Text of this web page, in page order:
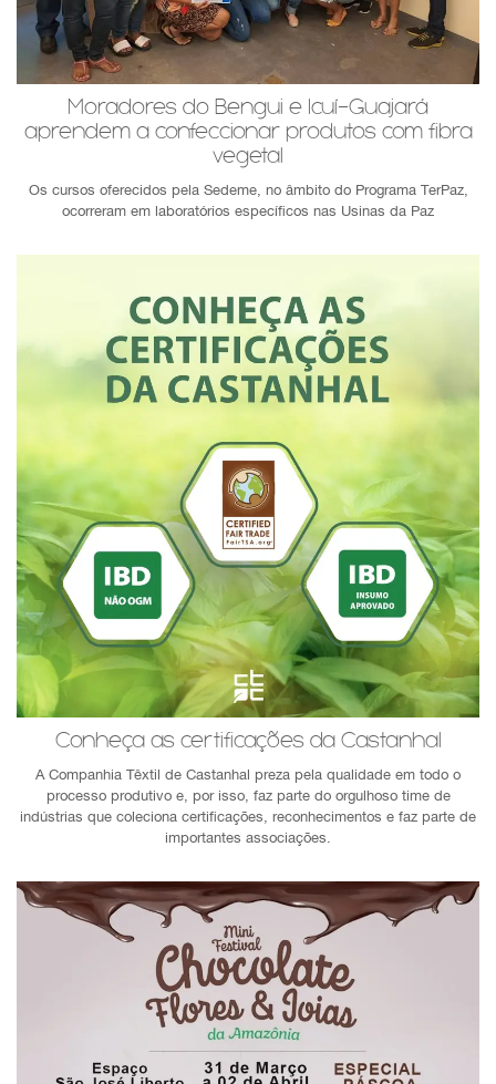
Moradores do Bengui e Icuí-Guajará
aprendem a confeccionar produtos com fibra
vegetal
Os cursos oferecidos pela Sedeme, no âmbito do Programa TerPaz,
ocorreram em laboratórios específicos nas Usinas da Paz
Conheça as certificações da Castanhal
A Companhia Têxtil de Castanhal preza pela qualidade em todo o
processo produtivo e, por isso, faz parte do orgulhoso time de
indústrias que coleciona certificações, reconhecimentos e faz parte de
importantes associações.